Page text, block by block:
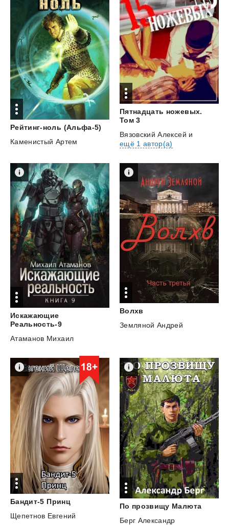
Рейтинг-ноль (Альфа-5)
Каменистый Артем
Пятнадцать ножевых.
Том 3
Вязовский Алексей и
ещё 1 автор(а)
Искажающие
Реальность-9
Атаманов Михаил
Волхв
Земляной Андрей
Бандит-5 Принц
Щепетнов Евгений
По прозвищу Малюта
Берг Александр